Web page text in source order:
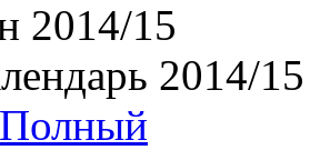
2014/15
2014/15
Полный